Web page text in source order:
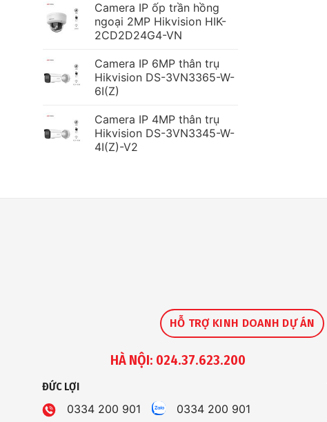
Camera IP ốp trần hồng
ngoại 2MP Hikvision HIK-
2CD2D24G4-VN
Camera IP 6MP thân trụ
Hikvision DS-3VN3365-W-
6I(Z)
Camera IP 4MP thân trụ
Hikvision DS-3VN3345-W-
4I(Z)-V2
HỖ TRỢ KINH DOANH DỰ ÁN
HÀ NỘI: 024.37.623.200
ĐỨC LỢI
0334 200 901
0334 200 901